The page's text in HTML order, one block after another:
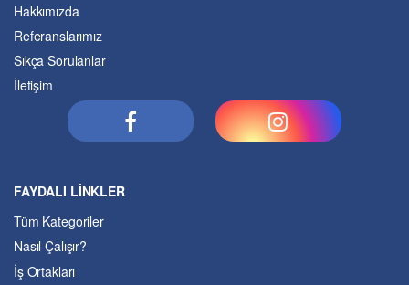
Hakkımızda
Referanslarımız
Sıkça Sorulanlar
İletişim
FAYDALI LİNKLER
Tüm Kategoriler
Nasıl Çalışır?
İş Ortakları